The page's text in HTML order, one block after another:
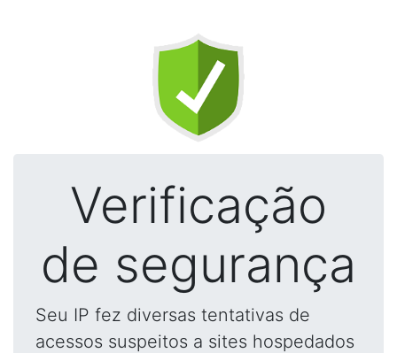
Verificação
de segurança
Seu IP fez diversas tentativas de
acessos suspeitos a sites hospedados